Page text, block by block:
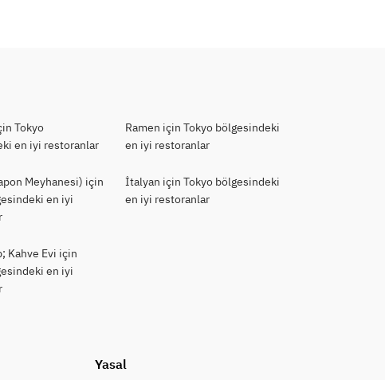
Tokyo
en iyi restoranlar
Ramen için Tokyo bölgesindeki
en iyi restoranlar
Meyhanesi) için
en iyi
İtalyan için Tokyo bölgesindeki
en iyi restoranlar
Kahve Evi için
en iyi
Yasal